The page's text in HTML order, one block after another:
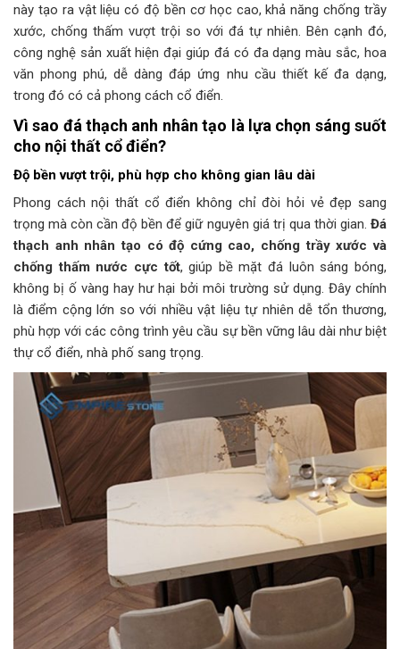
này tạo ra vật liệu có độ bền cơ học cao, khả năng chống trầy
xước, chống thấm vượt trội so với đá tự nhiên. Bên cạnh đó,
công nghệ sản xuất hiện đại giúp đá có đa dạng màu sắc, hoa
văn phong phú, dễ dàng đáp ứng nhu cầu thiết kế đa dạng,
trong đó có cả phong cách cổ điển.
Vì sao đá thạch anh nhân tạo là lựa chọn sáng suốt
cho nội thất cổ điển?
Độ bền vượt trội, phù hợp cho không gian lâu dài
Phong cách nội thất cổ điển không chỉ đòi hỏi vẻ đẹp sang
trọng mà còn cần độ bền để giữ nguyên giá trị qua thời gian. Đá
thạch anh nhân tạo có độ cứng cao, chống trầy xước và
chống thấm nước cực tốt, giúp bề mặt đá luôn sáng bóng,
không bị ố vàng hay hư hại bởi môi trường sử dụng. Đây chính
là điểm cộng lớn so với nhiều vật liệu tự nhiên dễ tổn thương,
phù hợp với các công trình yêu cầu sự bền vững lâu dài như biệt
thự cổ điển, nhà phố sang trọng.